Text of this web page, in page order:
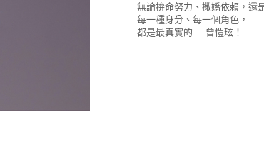
無論拚命努力、撒嬌依賴，還
每一種身分、每一個角色，
都是最真實的──曾愷玹！